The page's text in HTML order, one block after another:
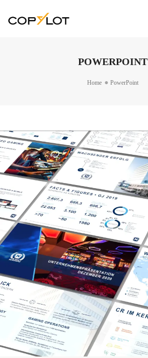
POWERPOINT
Home PowerPoint
KOBZA AND THE HUNGRY EYES GMBH